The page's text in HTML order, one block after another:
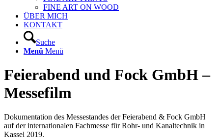
FINE ART ON WOOD
ÜBER MICH
KONTAKT
Suche
Menü Menü
Feierabend und Fock GmbH –
Messefilm
Dokumentation des Messestandes der Feierabend & Fock GmbH
auf der internationalen Fachmesse für Rohr- und Kanaltechnik in
Kassel 2019.